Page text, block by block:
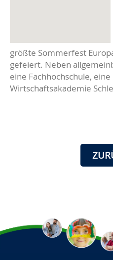
größte Sommerfest
gefeiert. Neben
eine Fachhochschule,
Wirtschaftsakademie